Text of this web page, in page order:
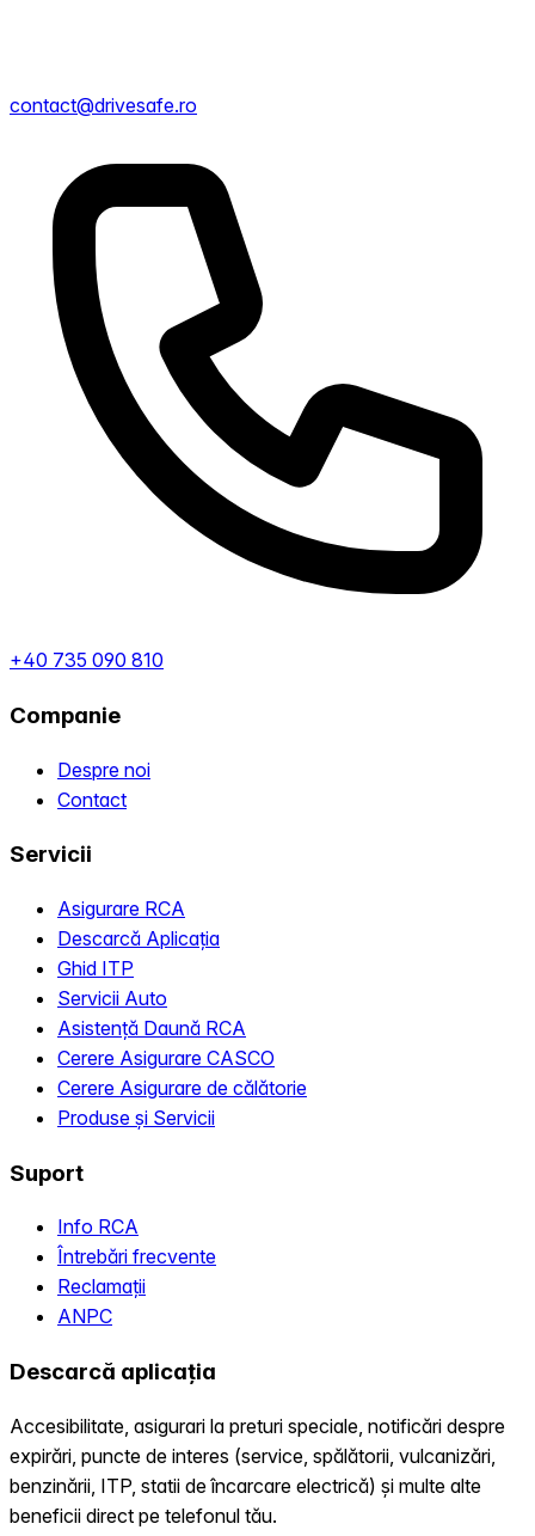
contact@drivesafe.ro
+40 735 090 810
Companie
Despre noi
Contact
Servicii
Asigurare RCA
Descarcă Aplicația
Ghid ITP
Servicii Auto
Asistență Daună RCA
Cerere Asigurare CASCO
Cerere Asigurare de călătorie
Produse și Servicii
Suport
Info RCA
Întrebări frecvente
Reclamații
ANPC
Descarcă aplicația
Accesibilitate, asigurari la preturi speciale, notificări despre
expirări, puncte de interes (service, spălătorii, vulcanizări,
benzinării, ITP, statii de încarcare electrică) și multe alte
beneficii direct pe telefonul tău.